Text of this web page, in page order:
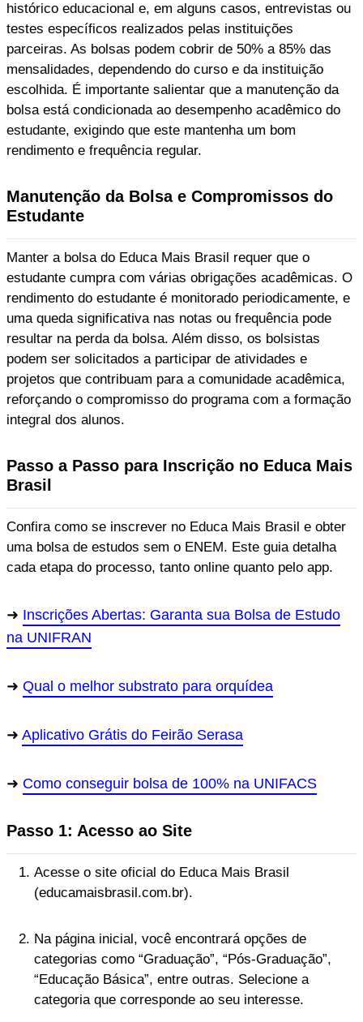
histórico educacional e, em alguns casos, entrevistas ou
testes específicos realizados pelas instituições
parceiras. As bolsas podem cobrir de 50% a 85% das
mensalidades, dependendo do curso e da instituição
escolhida. É importante salientar que a manutenção da
bolsa está condicionada ao desempenho acadêmico do
estudante, exigindo que este mantenha um bom
rendimento e frequência regular.
Manutenção da Bolsa e Compromissos do
Estudante
Manter a bolsa do Educa Mais Brasil requer que o
estudante cumpra com várias obrigações acadêmicas. O
rendimento do estudante é monitorado periodicamente, e
uma queda significativa nas notas ou frequência pode
resultar na perda da bolsa. Além disso, os bolsistas
podem ser solicitados a participar de atividades e
projetos que contribuam para a comunidade acadêmica,
reforçando o compromisso do programa com a formação
integral dos alunos.
Passo a Passo para Inscrição no Educa Mais
Brasil
Confira como se inscrever no Educa Mais Brasil e obter
uma bolsa de estudos sem o ENEM. Este guia detalha
cada etapa do processo, tanto online quanto pelo app.
Inscrições Abertas: Garanta sua Bolsa de Estudo
na UNIFRAN
Qual o melhor substrato para orquídea
Aplicativo Grátis do Feirão Serasa
Como conseguir bolsa de 100% na UNIFACS
Passo 1: Acesso ao Site
Acesse o site oficial do Educa Mais Brasil
(educamaisbrasil.com.br).
Na página inicial, você encontrará opções de
categorias como “Graduação”, “Pós-Graduação”,
“Educação Básica”, entre outras. Selecione a
categoria que corresponde ao seu interesse.